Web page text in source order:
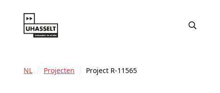
NL Projecten Project R-11565